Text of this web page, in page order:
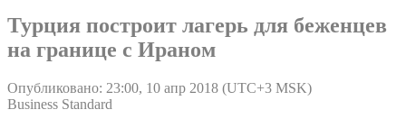
Турция построит лагерь для беженцев
на границе с Ираном
Опубликовано: 23:00, 10 апр 2018 (UTC+3 MSK)
Business Standard